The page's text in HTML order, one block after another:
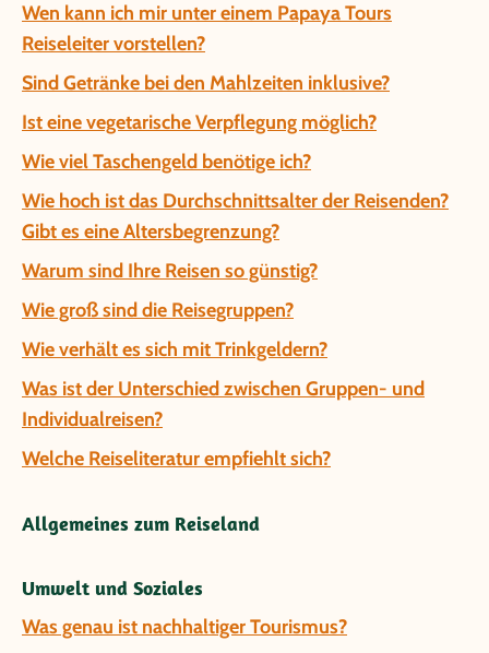
Wen kann ich mir unter einem Papaya Tours
Reiseleiter vorstellen?
Sind Getränke bei den Mahlzeiten inklusive?
Ist eine vegetarische Verpflegung möglich?
Wie viel Taschengeld benötige ich?
Wie hoch ist das Durchschnittsalter der Reisenden?
Gibt es eine Altersbegrenzung?
Warum sind Ihre Reisen so günstig?
Wie groß sind die Reisegruppen?
Wie verhält es sich mit Trinkgeldern?
Was ist der Unterschied zwischen Gruppen- und
Individualreisen?
Welche Reiseliteratur empfiehlt sich?
Allgemeines zum Reiseland
Umwelt und Soziales
Was genau ist nachhaltiger Tourismus?